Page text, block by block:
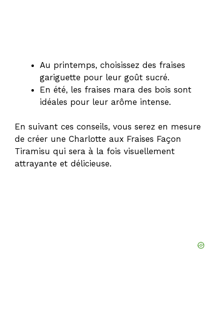
Au printemps, choisissez des fraises
gariguette pour leur goût sucré.
En été, les fraises mara des bois sont
idéales pour leur arôme intense.
En suivant ces conseils, vous serez en mesure
de créer une Charlotte aux Fraises Façon
Tiramisu qui sera à la fois visuellement
attrayante et délicieuse.